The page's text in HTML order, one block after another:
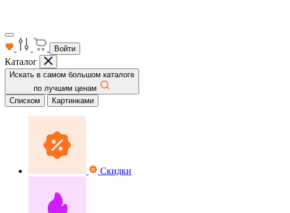
Войти
Каталог
Искать в самом большом каталоге
по лучшим ценам
Списком
Картинками
Скидки